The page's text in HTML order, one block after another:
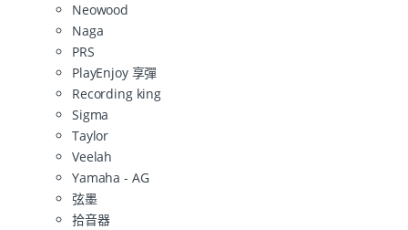
Neowood
Naga
PRS
PlayEnjoy 享彈
Recording king
Sigma
Taylor
Veelah
Yamaha - AG
弦墨
拾音器